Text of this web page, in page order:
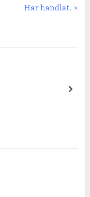
Next
Har handlat.
next